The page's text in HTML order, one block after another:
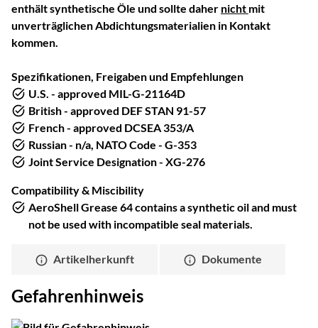
enthält synthetische Öle und sollte daher nicht mit
unverträglichen Abdichtungsmaterialien in Kontakt
kommen.
Spezifikationen, Freigaben und Empfehlungen
U.S. - approved MIL-G-21164D
British - approved DEF STAN 91-57
French - approved DCSEA 353/A
Russian - n/a, NATO Code - G-353
Joint Service Designation - XG-276
Compatibility & Miscibility
AeroShell Grease 64 contains a synthetic oil and must
not be used with incompatible seal materials.
Artikelherkunft Dokumente
Gefahrenhinweis